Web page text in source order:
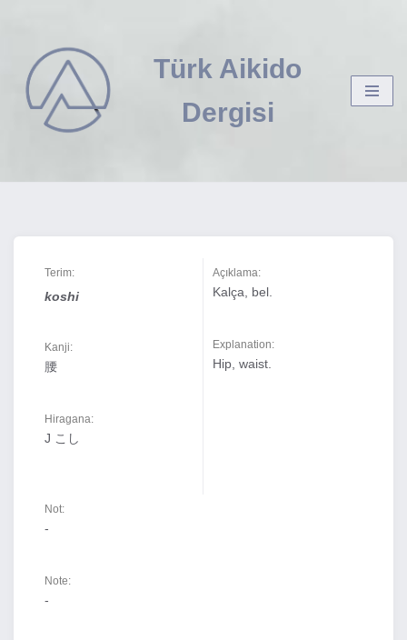
İçeriğe
geç
Türk Aikido
Dergisi
Terim:
koshi
Kanji:
腰
Hiragana:
J こし
Açıklama:
Kalça, bel.
Explanation:
Hip, waist.
Not:
-
Note:
-